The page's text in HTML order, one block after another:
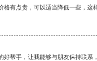
格有点贵，可以适当降低一些，这
好帮手，让我能够与朋友保持联系